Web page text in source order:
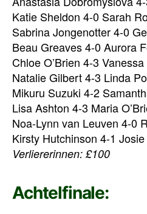
Katie Sheldon 4-0 Sarah
Sabrina Jongenotter 4-0
Beau Greaves 4-0 Aurora
Chloe O’Brien 4-3
Natalie Gilbert 4-3 Linda
Mikuru Suzuki 4-2
Lisa Ashton 4-3 Maria
Noa-Lynn van Leuven 4-0
Kirsty Hutchinson 4-1
Verliererinnen: £100
Achtelfinale: